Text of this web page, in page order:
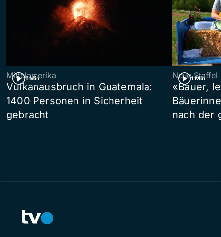
1 Min
Mittelamerika
Vulkanausbruch in Guatemala:
1400 Personen in Sicherheit
gebracht
1 Min
Neue Staffel
«Bauer,
nach der